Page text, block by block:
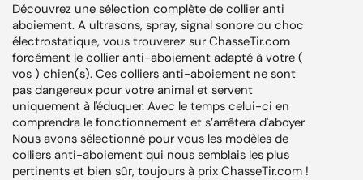
Découvrez une sélection complète de collier anti
aboiement. A ultrasons, spray, signal sonore ou choc
électrostatique, vous trouverez sur ChasseTir.com
forcément le collier anti-aboiement adapté à votre (
vos ) chien(s). Ces colliers anti-aboiement ne sont
pas dangereux pour votre animal et servent
uniquement à l'éduquer. Avec le temps celui-ci en
comprendra le fonctionnement et s’arrêtera d'aboyer.
Nous avons sélectionné pour vous les modèles de
colliers anti-aboiement qui nous semblais les plus
pertinents et bien sûr, toujours à prix ChasseTir.com !